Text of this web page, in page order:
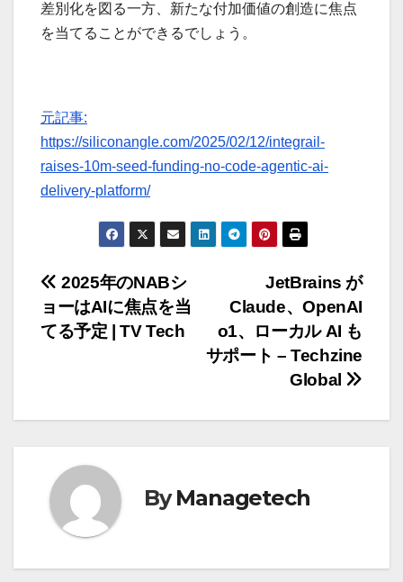
差別化を図る一方、新たな付加価値の創造に焦点
を当てることができるでしょう。
元記事:
https://siliconangle.com/2025/02/12/integrail-
raises-10m-seed-funding-no-code-agentic-ai-
delivery-platform/
投
稿
ー
シ
JetBrains が
Claude、OpenAI
o1、ローカル AI も
サポート – Techzine
Global
2025年のNABシ
ョーはAIに焦点を当
てる予定 | TV Tech
ByManagetech